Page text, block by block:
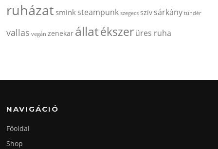
ruházat smink steampunk szegecs szív sárkány tündér
vallas vegán zenekar állatékszerüres ruha
NAVIGÁCIÓ
Főoldal
Shop